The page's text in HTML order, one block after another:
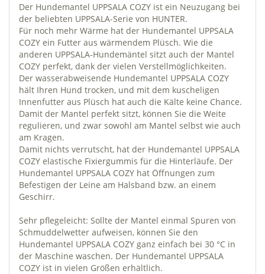
Der Hundemantel UPPSALA COZY ist ein Neuzugang bei
der beliebten UPPSALA-Serie von HUNTER.
Für noch mehr Wärme hat der Hundemantel UPPSALA
COZY ein Futter aus wärmendem Plüsch. Wie die
anderen UPPSALA-Hundemäntel sitzt auch der Mantel
COZY perfekt, dank der vielen Verstellmöglichkeiten.
Der wasserabweisende Hundemantel UPPSALA COZY
hält Ihren Hund trocken, und mit dem kuscheligen
Innenfutter aus Plüsch hat auch die Kälte keine Chance.
Damit der Mantel perfekt sitzt, können Sie die Weite
regulieren, und zwar sowohl am Mantel selbst wie auch
am Kragen.
Damit nichts verrutscht, hat der Hundemantel UPPSALA
COZY elastische Fixiergummis für die Hinterläufe. Der
Hundemantel UPPSALA COZY hat Öffnungen zum
Befestigen der Leine am Halsband bzw. an einem
Geschirr.
Sehr pflegeleicht: Sollte der Mantel einmal Spuren von
Schmuddelwetter aufweisen, können Sie den
Hundemantel UPPSALA COZY ganz einfach bei 30 °C in
der Maschine waschen. Der Hundemantel UPPSALA
COZY ist in vielen Größen erhältlich.